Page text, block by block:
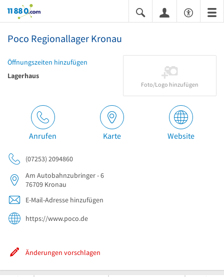
11880.com
Poco Regionallager Kronau
Öffnungszeiten hinzufügen
Lagerhaus
Foto/Logo hinzufügen
Anrufen Karte Website
(07253) 2094860
Am Autobahnzubringer - 6
76709 Kronau
E-Mail-Adresse hinzufügen
https://www.poco.de
Änderungen vorschlagen